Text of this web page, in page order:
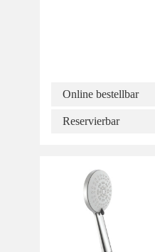
Online bestellbar
Reservierbar